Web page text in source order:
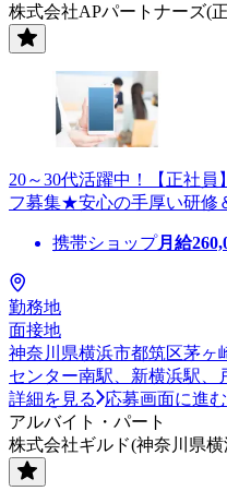
株式会社APパートナーズ(
20～30代活躍中！【正社
フ募集★安心の手厚い研修
携帯ショップ月給
勤務地
面接地
神奈川県横浜市都筑区茅ヶ
センター南駅、新横浜駅、
詳細を見る
応募画面に進む
アルバイト・パート
株式会社ギルド(神奈川県